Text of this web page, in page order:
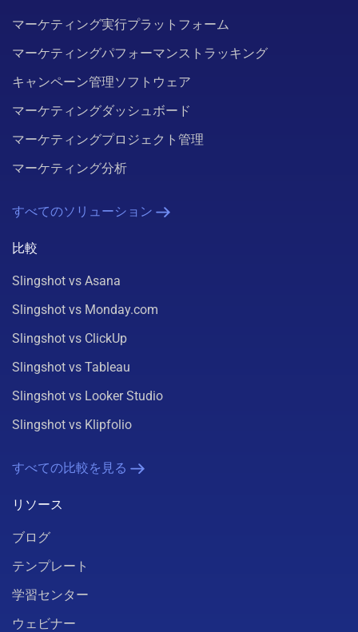
マーケティング実行プラットフォーム
マーケティングパフォーマンストラッキング
キャンペーン管理ソフトウェア
マーケティングダッシュボード
マーケティングプロジェクト管理
マーケティング分析
すべてのソリューション
比較
Slingshot vs Asana
Slingshot vs Monday.com
Slingshot vs ClickUp
Slingshot vs Tableau
Slingshot vs Looker Studio
Slingshot vs Klipfolio
すべての比較を見る
リソース
ブログ
テンプレート
学習センター
ウェビナー